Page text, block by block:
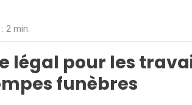
:2 min.
légal pour les
funèbres